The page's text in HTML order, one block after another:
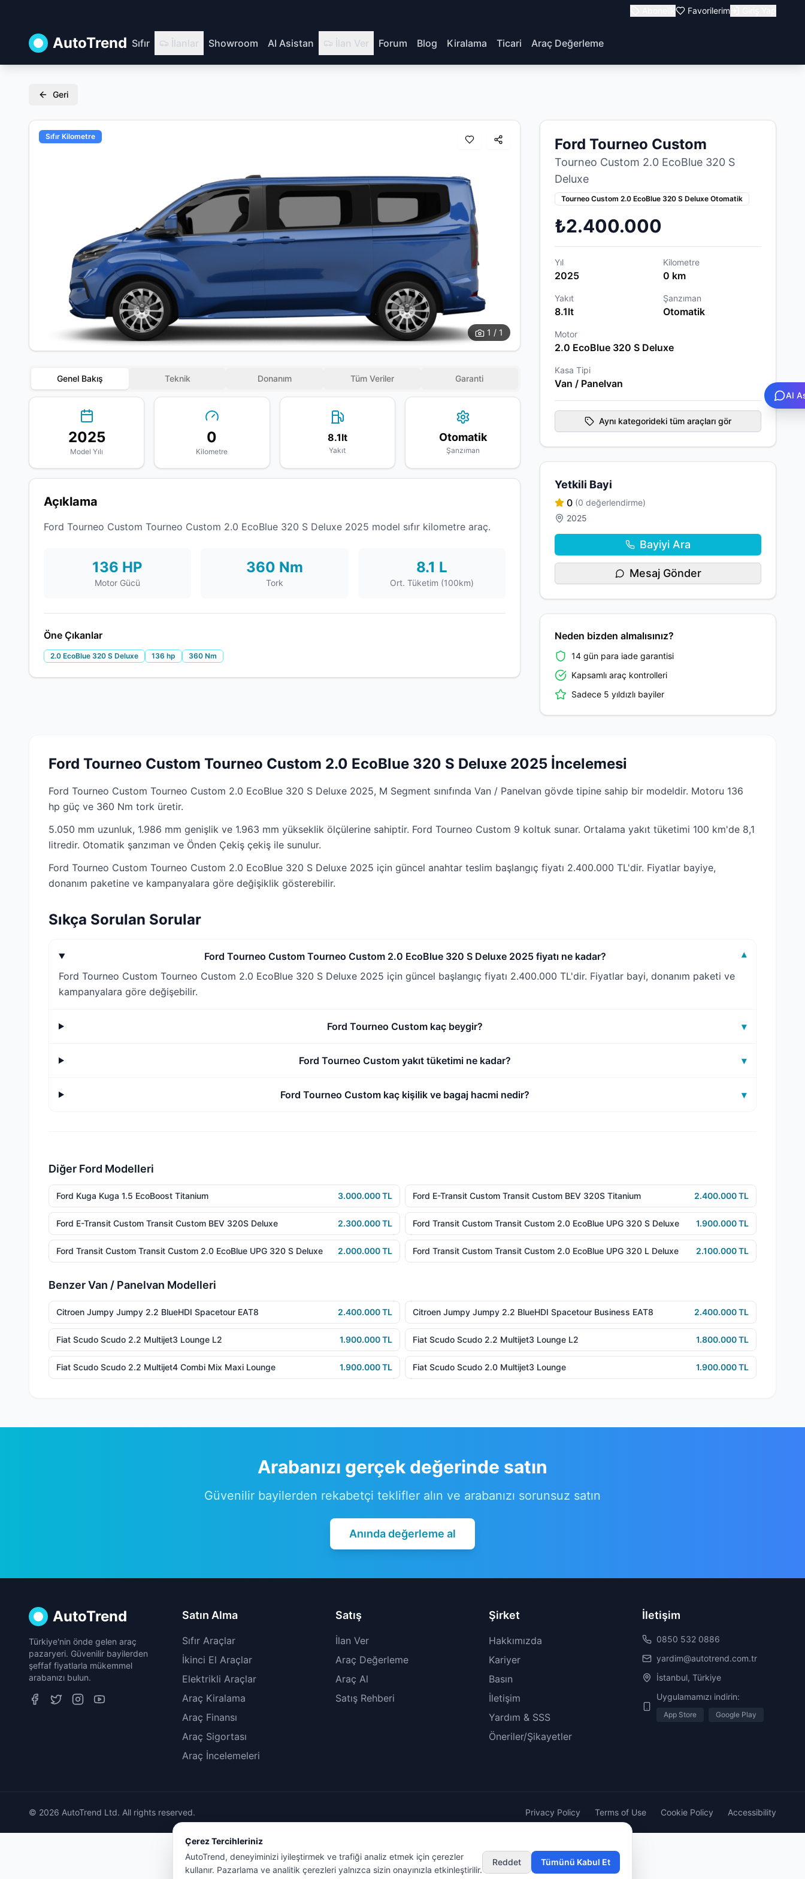
Çerez Tercihleriniz
AutoTrend, deneyiminizi iyileştirmek ve trafiği analiz etmek için çerezler
kullanır. Pazarlama ve analitik çerezleri yalnızca sizin onayınızla etkinleştirilir.
Reddet Tümünü Kabul Et
Favorilerim
AutoTrend Sıfır İlanlar Showroom AI Asistan İlan Ver Forum Blog Kiralama Ticari Araç Değerleme
Geri
Sıfır Kilometre
1 / 1
Genel Bakış Teknik Donanım Tüm Veriler Garanti
2025
Model Yılı
0
Kilometre
8.1lt
Yakıt
Otomatik
Şanzıman
Açıklama
Ford Tourneo Custom Tourneo Custom 2.0 EcoBlue 320 S Deluxe 2025 model sıfır kilometre araç.
136 HP
Motor Gücü
360 Nm
Tork
8.1 L
Ort. Tüketim (100km)
Öne Çıkanlar
2.0 EcoBlue 320 S Deluxe 136 hp 360 Nm
Ford Tourneo Custom
Tourneo Custom 2.0 EcoBlue 320 S
Deluxe
Tourneo Custom 2.0 EcoBlue 320 S Deluxe Otomatik
₺2.400.000
Yıl
2025
Kilometre
0 km
Yakıt
8.1lt
Şanzıman
Otomatik
Motor
2.0 EcoBlue 320 S Deluxe
Kasa Tipi
Van / Panelvan
Aynı kategorideki tüm araçları gör
Yetkili Bayi
0 (0 değerlendirme)
2025
Bayiyi Ara
Mesaj Gönder
Neden bizden almalısınız?
14 gün para iade garantisi
Kapsamlı araç kontrolleri
Sadece 5 yıldızlı bayiler
Ford Tourneo Custom Tourneo Custom 2.0 EcoBlue 320 S Deluxe 2025 İncelemesi
Ford Tourneo Custom Tourneo Custom 2.0 EcoBlue 320 S Deluxe 2025, M Segment sınıfında Van / Panelvan gövde tipine sahip bir modeldir. Motoru 136
hp güç ve 360 Nm tork üretir.
5.050 mm uzunluk, 1.986 mm genişlik ve 1.963 mm yükseklik ölçülerine sahiptir. Ford Tourneo Custom 9 koltuk sunar. Ortalama yakıt tüketimi 100 km'de 8,1
litredir. Otomatik şanzıman ve Önden Çekiş çekiş ile sunulur.
Ford Tourneo Custom Tourneo Custom 2.0 EcoBlue 320 S Deluxe 2025 için güncel anahtar teslim başlangıç fiyatı 2.400.000 TL'dir. Fiyatlar bayiye,
donanım paketine ve kampanyalara göre değişiklik gösterebilir.
Sıkça Sorulan Sorular
Ford Tourneo Custom Tourneo Custom 2.0 EcoBlue 320 S Deluxe 2025 fiyatı ne kadar?
▾
Ford Tourneo Custom Tourneo Custom 2.0 EcoBlue 320 S Deluxe 2025 için güncel başlangıç fiyatı 2.400.000 TL'dir. Fiyatlar bayi, donanım paketi ve
kampanyalara göre değişebilir.
Ford Tourneo Custom kaç beygir? ▾
Ford Tourneo Custom yakıt tüketimi ne kadar? ▾
Ford Tourneo Custom kaç kişilik ve bagaj hacmi nedir? ▾
Diğer Ford Modelleri
Ford Kuga Kuga 1.5 EcoBoost Titanium 3.000.000 TL Ford E-Transit Custom Transit Custom BEV 320S Titanium 2.400.000 TL
Ford E-Transit Custom Transit Custom BEV 320S Deluxe 2.300.000 TL Ford Transit Custom Transit Custom 2.0 EcoBlue UPG 320 S Deluxe 1.900.000 TL
Ford Transit Custom Transit Custom 2.0 EcoBlue UPG 320 S Deluxe 2.000.000 TL Ford Transit Custom Transit Custom 2.0 EcoBlue UPG 320 L Deluxe 2.100.000 TL
Benzer Van / Panelvan Modelleri
Citroen Jumpy Jumpy 2.2 BlueHDI Spacetour EAT8 2.400.000 TL Citroen Jumpy Jumpy 2.2 BlueHDI Spacetour Business EAT8 2.400.000 TL
Fiat Scudo Scudo 2.2 Multijet3 Lounge L2 1.900.000 TL Fiat Scudo Scudo 2.2 Multijet3 Lounge L2 1.800.000 TL
Fiat Scudo Scudo 2.2 Multijet4 Combi Mix Maxi Lounge 1.900.000 TL Fiat Scudo Scudo 2.0 Multijet3 Lounge 1.900.000 TL
Arabanızı gerçek değerinde satın
Güvenilir bayilerden rekabetçi teklifler alın ve arabanızı sorunsuz satın
Anında değerleme al
AutoTrend
Türkiye'nin önde gelen araç
pazaryeri. Güvenilir bayilerden
şeffaf fiyatlarla mükemmel
arabanızı bulun.
Satın Alma
Sıfır Araçlar
İkinci El Araçlar
Elektrikli Araçlar
Araç Kiralama
Araç Finansı
Araç Sigortası
Araç İncelemeleri
Satış
İlan Ver
Araç Değerleme
Araç Al
Satış Rehberi
Şirket
Hakkımızda
Kariyer
Basın
İletişim
Yardım & SSS
Öneriler/Şikayetler
İletişim
0850 532 0886
yardim@autotrend.com.tr
İstanbul, Türkiye
Uygulamamızı indirin:
App Store Google Play
© 2026 AutoTrend Ltd. All rights reserved. Privacy Policy Terms of Use Cookie Policy Accessibility
AI